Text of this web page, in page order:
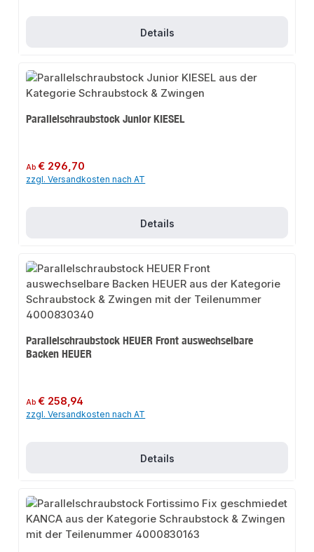
Details
Parallelschraubstock Junior KIESEL
Regulärer Preis:
Ab€ 296,70
zzgl. Versandkosten nach AT
Details
Parallelschraubstock HEUER Front auswechselbare
Backen HEUER
Regulärer Preis:
Ab€ 258,94
zzgl. Versandkosten nach AT
Details